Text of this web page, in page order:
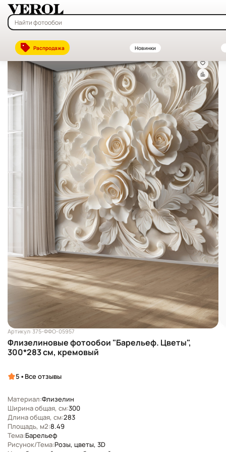
Распродажа Новинки
Главная—Каталог
Артикул: 375-ФФО-05957
Флизелиновые фотообои "Барельеф. Цветы",
300*283 см, кремовый
5 • Все отзывы
Материал:Флизелин
Ширина общая, см:300
Длина общая, см:283
Площадь, м2:8.49
Тема:Барельеф
Рисунок/Тема:Розы, цветы, 3D